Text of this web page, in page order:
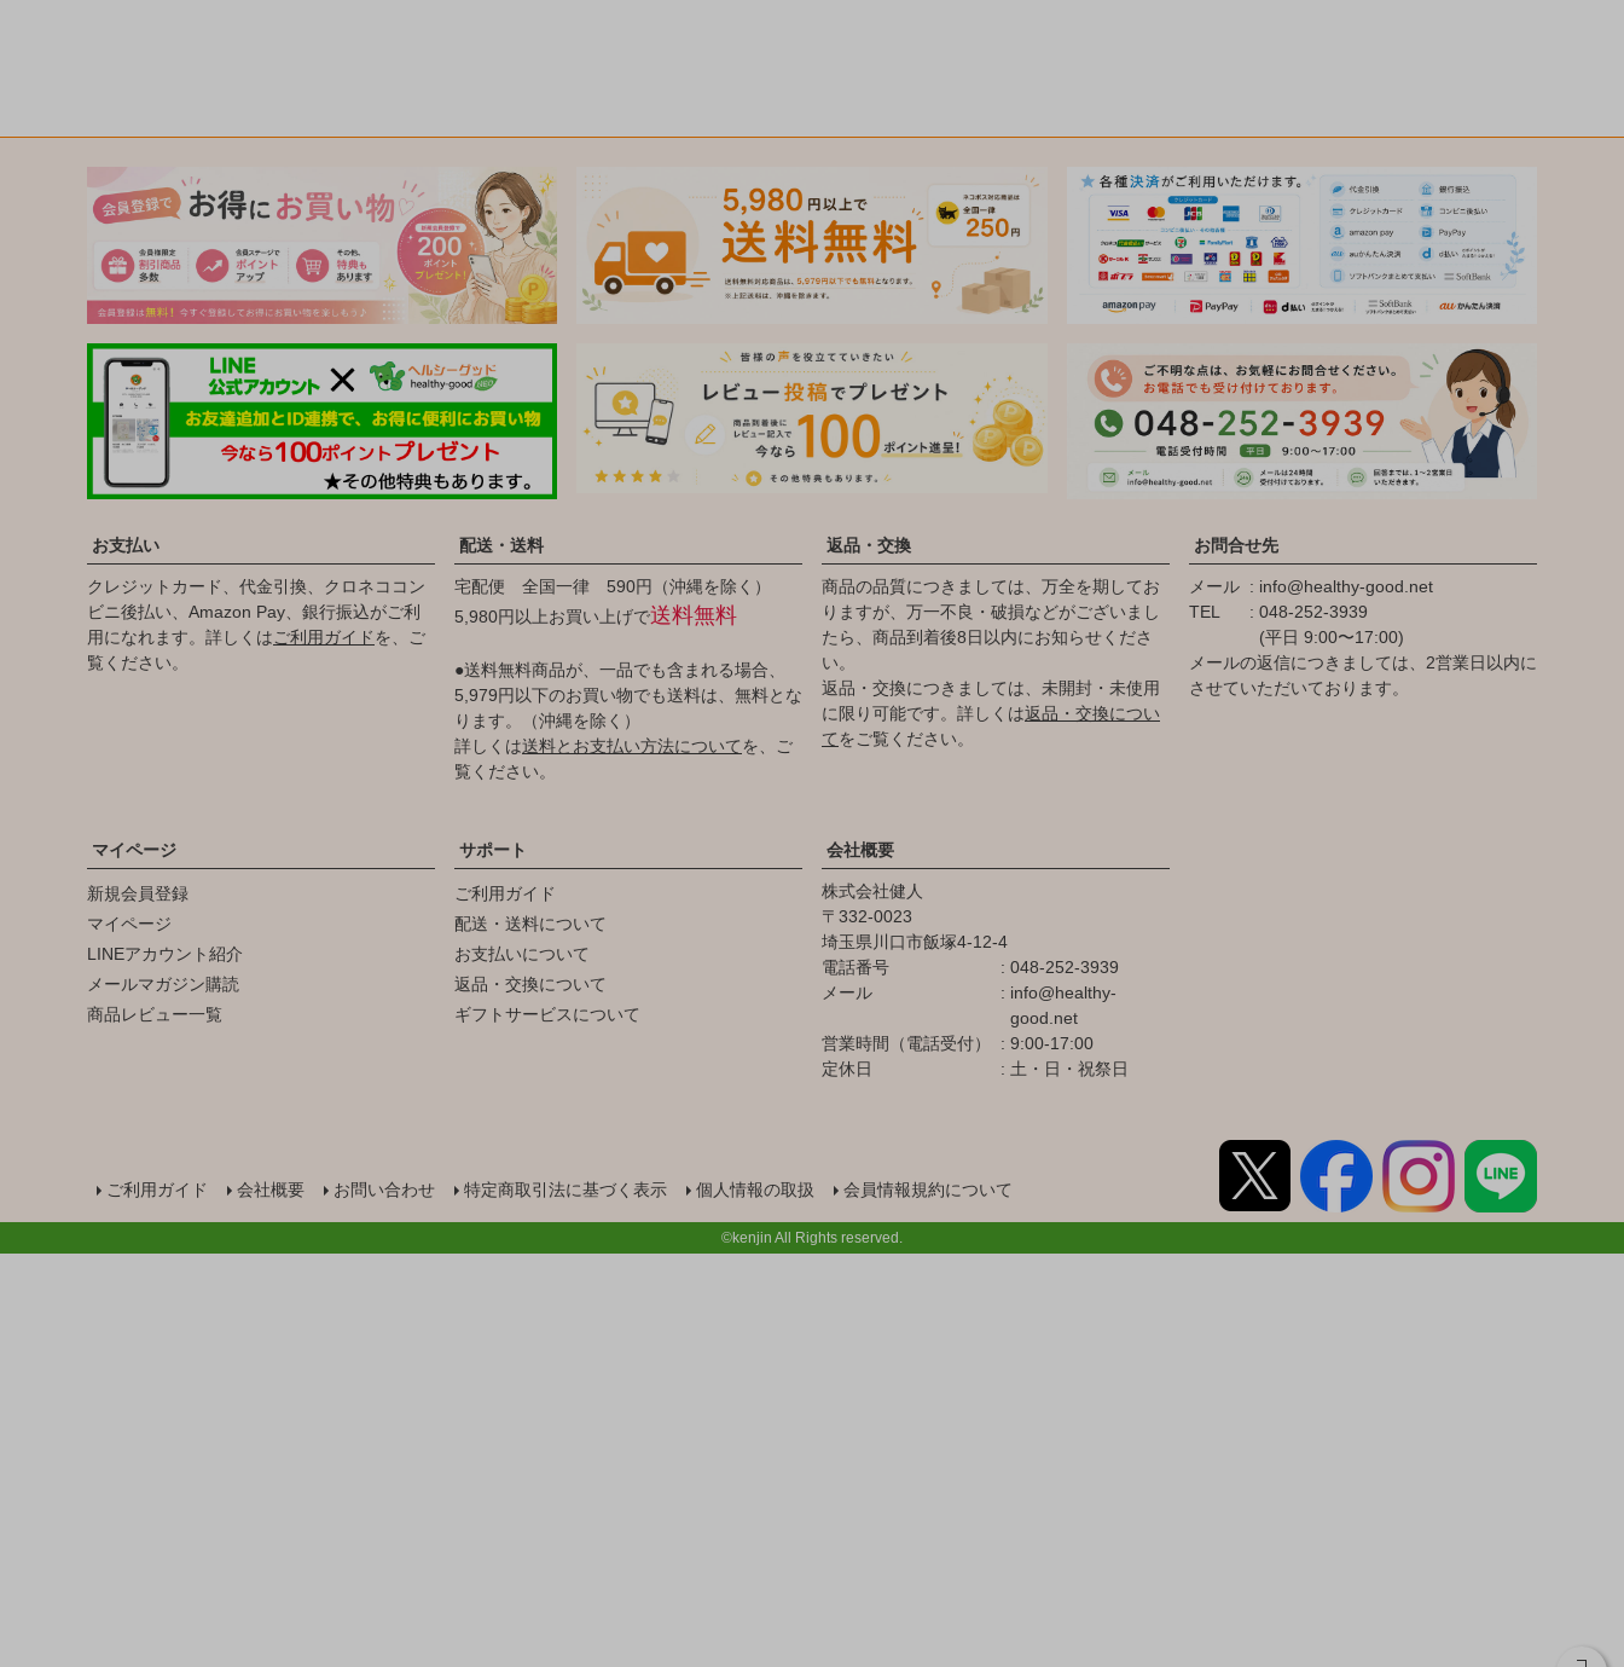
お支払い
クレジットカード、代金引換、クロネココン
ビニ後払い、Amazon Pay、銀行振込がご利
用になれます。詳しくはご利用ガイドを、ご
覧ください。
配送・送料
宅配便 全国一律 590円（沖縄を除く）
5,980円以上お買い上げで送料無料
●送料無料商品が、一品でも含まれる場合、
5,979円以下のお買い物でも送料は、無料とな
ります。（沖縄を除く）
詳しくは送料とお支払い方法についてを、ご
覧ください。
返品・交換
商品の品質につきましては、万全を期してお
りますが、万一不良・破損などがございまし
たら、商品到着後8日以内にお知らせくださ
い。
返品・交換につきましては、未開封・未使用
に限り可能です。詳しくは返品・交換につい
てをご覧ください。
お問合せ先
メール
info@healthy-good.net
TEL
048-252-3939
(平日 9:00〜17:00)
メールの返信につきましては、2営業日以内に
させていただいております。
マイページ
新規会員登録
マイページ
LINEアカウント紹介
メールマガジン購読
商品レビュー一覧
サポート
ご利用ガイド
配送・送料について
お支払いについて
返品・交換について
ギフトサービスについて
会社概要
株式会社健人
332-0023
埼玉県川口市飯塚4-12-4
電話番号
048-252-3939
メール
info@healthy-
good.net
営業時間（電話受付）
9:00-17:00
定休日
土・日・祝祭日
ご利用ガイド 会社概要 お問い合わせ 特定商取引法に基づく表示 個人情報の取扱 会員情報規約について
©kenjin All Rights reserved.